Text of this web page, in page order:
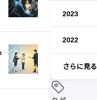
2023
2022
さらに見る